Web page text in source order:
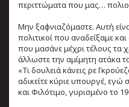
περιττώματα που μας…
Μην ξαφνιαζόμαστε. Αυτή
πολιτικοί που αναδείξαμε
που μασάνε μέχρι τέλους
άλλωστε την αμίμητη
«Τι δουλειά κάνεις ρε
αδικείτε κύριε υπουργέ,
και Φιλότιμο, γυρισμένο το